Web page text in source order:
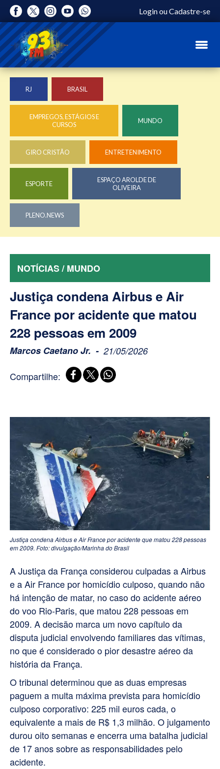
LoginouCadastre-se
RJ BRASIL
EMPREGOS, ESTÁGIOS E
CURSOS
MUNDO
GIRO CRISTÃO ENTRETENIMENTO
ESPORTE
ESPAÇO AROLDE DE
OLIVEIRA
PLENO.NEWS
NOTÍCIAS / MUNDO
Justiça condena Airbus e Air
France por acidente que matou
228 pessoas em 2009
Marcos Caetano Jr. 21/05/2026
Compartilhe:
Justiça condena Airbus e Air France por acidente que matou 228 pessoas
em 2009. Foto: divulgação/Marinha do Brasil
A Justiça da França considerou culpadas a Airbus
e a Air France por homicídio culposo, quando não
há intenção de matar, no caso do acidente aéreo
do voo Rio-Paris, que matou 228 pessoas em
2009. A decisão marca um novo capítulo da
disputa judicial envolvendo familiares das vítimas,
no que é considerado o pior desastre aéreo da
história da França.
O tribunal determinou que as duas empresas
paguem a multa máxima prevista para homicídio
culposo corporativo: 225 mil euros cada, o
equivalente a mais de R$ 1,3 milhão. O julgamento
durou oito semanas e encerra uma batalha judicial
de 17 anos sobre as responsabilidades pelo
acidente.